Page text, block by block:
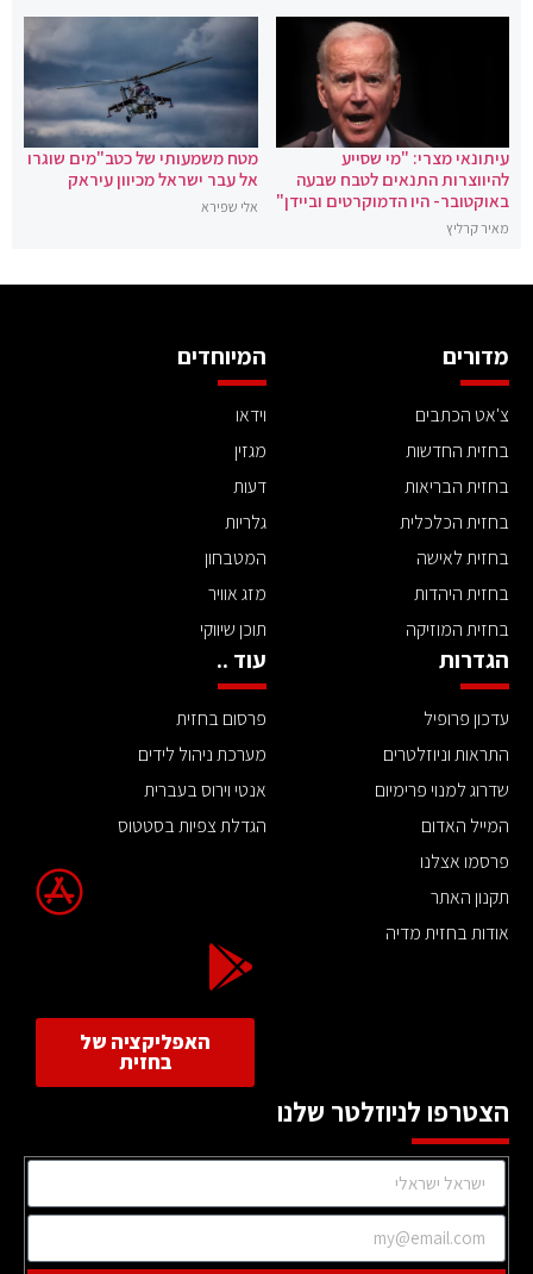
עיתונאי מצרי: "מי שסייע
להיווצרות התנאים לטבח שבעה
באוקטובר- היו הדמוקרטים וביידן"
מאיר קרליץ
מטח משמעותי של כטב"מים שוגרו
אל עבר ישראל מכיוון עיראק
אלי שפירא
מדורים
צ'אט הכתבים
בחזית החדשות
בחזית הבריאות
בחזית הכלכלית
בחזית לאישה
בחזית היהדות
בחזית המוזיקה
המיוחדים
וידאו
מגזין
דעות
גלריות
המטבחון
מזג אוויר
תוכן שיווקי
הגדרות
עדכון פרופיל
התראות וניוזלטרים
שדרוג למנוי פרימיום
המייל האדום
פרסמו אצלנו
תקנון האתר
אודות בחזית מדיה
עוד ..
פרסום בחזית
מערכת ניהול לידים
אנטי וירוס בעברית
הגדלת צפיות בסטטוס
האפליקציה של
בחזית
הצטרפו לניוזלטר שלנו